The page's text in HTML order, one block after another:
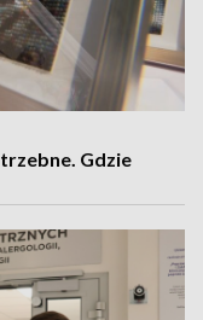
Gdzie